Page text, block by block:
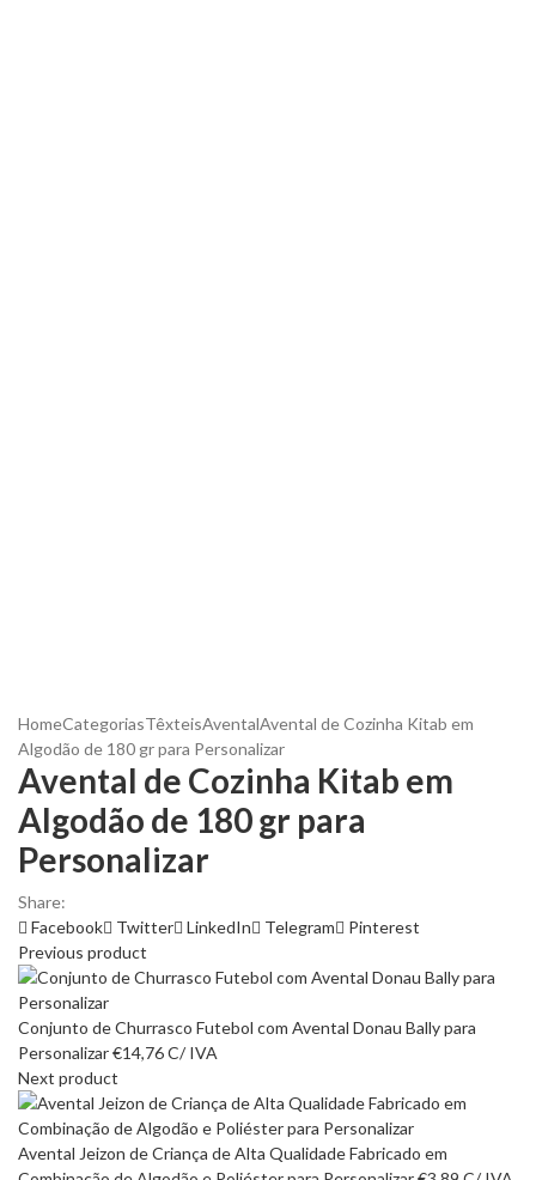
HomeCategoriasTêxteisAventalAvental de Cozinha Kitab em
Algodão de 180 gr para Personalizar
Avental de Cozinha Kitab em
Algodão de 180 gr para
Personalizar
Share:
Facebook
Twitter LinkedIn Telegram
Pinterest
Previous product
Conjunto de Churrasco Futebol com Avental Donau Bally para
Personalizar€14,76C/ IVA
Next product
Avental Jeizon de Criança de Alta Qualidade Fabricado em